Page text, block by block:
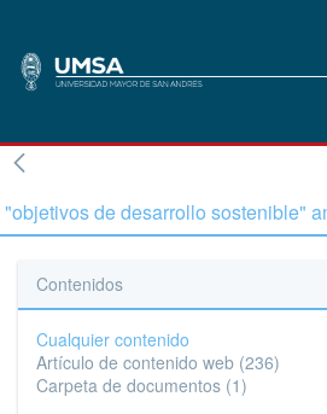
Contenidos
Cualquier contenido
Artículo de contenido web (236)
Carpeta de documentos (1)